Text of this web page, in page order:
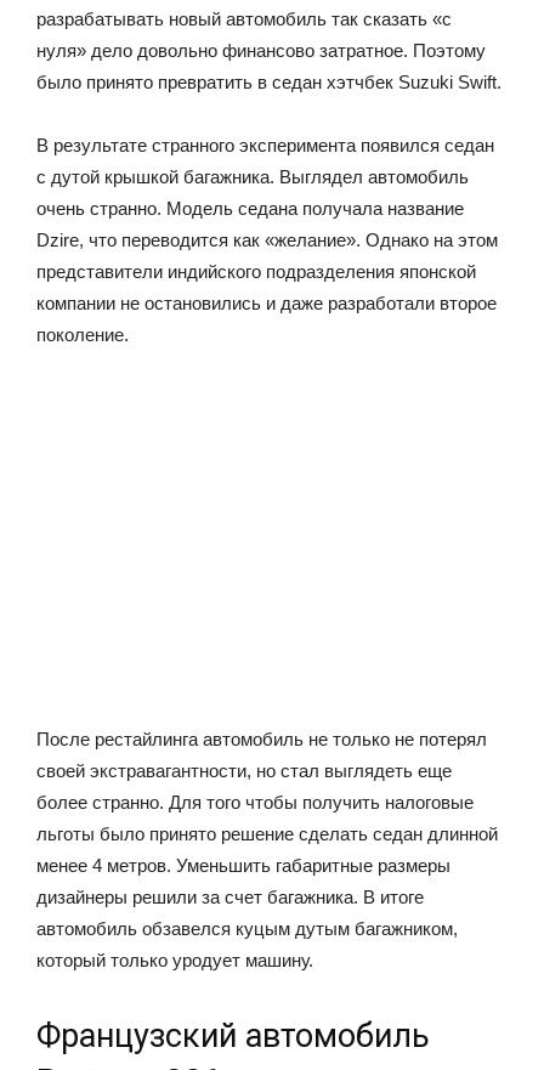
разрабатывать новый автомобиль так сказать «с
нуля» дело довольно финансово затратное. Поэтому
было принято превратить в седан хэтчбек Suzuki Swift.
В результате странного эксперимента появился седан
с дутой крышкой багажника. Выглядел автомобиль
очень странно. Модель седана получала название
Dzire, что переводится как «желание». Однако на этом
представители индийского подразделения японской
компании не остановились и даже разработали второе
поколение.
После рестайлинга автомобиль не только не потерял
своей экстравагантности, но стал выглядеть еще
более странно. Для того чтобы получить налоговые
льготы было принято решение сделать седан длинной
менее 4 метров. Уменьшить габаритные размеры
дизайнеры решили за счет багажника. В итоге
автомобиль обзавелся куцым дутым багажником,
который только уродует машину.
Французский автомобиль